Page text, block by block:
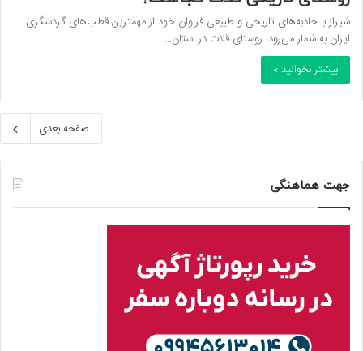
شیراز با جاذبه‌های تاریخی و طبیعی فراوان خود از مهمترین قطب‌های گردشگری
ایران به شمار می‌رود. روستای قلات در استان…
بیشتر بخوانید »
صفحه بعدی
جهت هماهنگی